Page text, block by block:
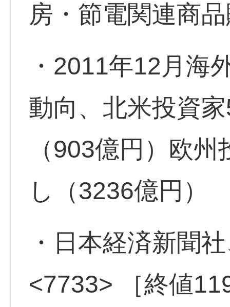
房・節電関連商
・2011年12月海
動向、北米投資
（903億円）欧
し（3236億円）
・日本経済新聞
<7733> ［終値